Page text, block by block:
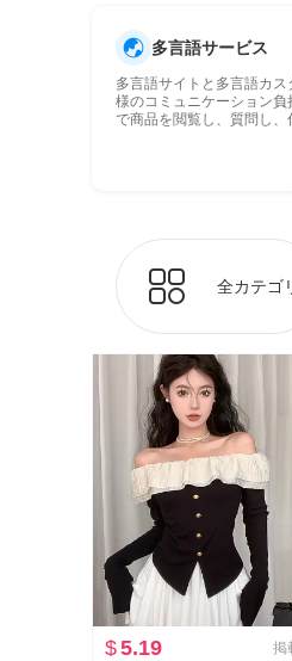
多言語サービス
多言語サイトと多言語カ
様のコミュニケーション
で商品を閲覧し、質問し、
全カテゴ
$5.19 掲